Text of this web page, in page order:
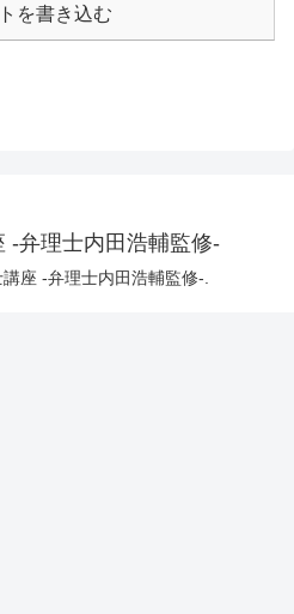
を書き込む
-弁理士内田浩輔監修-
座 -弁理士内田浩輔監修-.